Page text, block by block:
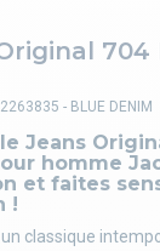
Jeans
homme
et faites
!
classique
- BLUE DENIM